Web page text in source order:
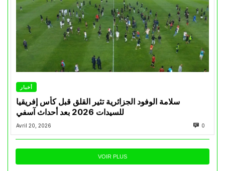
أخبار
سلامة الوفود الجزائرية تثير القلق قبل كأس إفريقيا
للسيدات 2026 بعد أحداث آسفي
Avril 20, 2026 0
VOIR PLUS